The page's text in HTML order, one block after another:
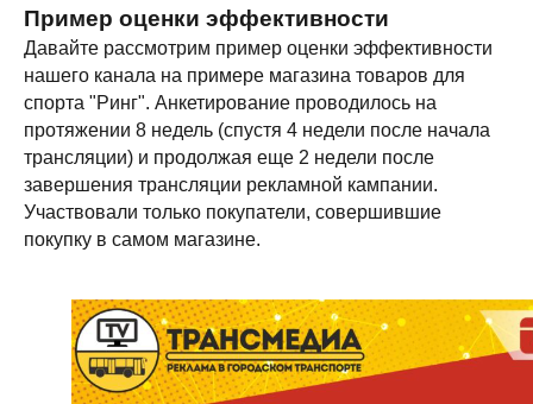
Пример оценки эффективности
Давайте рассмотрим пример оценки эффективности
нашего канала на примере магазина товаров для
спорта "Ринг". Анкетирование проводилось на
протяжении 8 недель (спустя 4 недели после начала
трансляции) и продолжая еще 2 недели после
завершения трансляции рекламной кампании.
Участвовали только покупатели, совершившие
покупку в самом магазине.